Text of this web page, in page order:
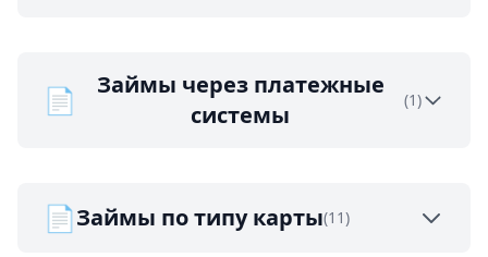
📄
Займы через платежные
системы
(1)
📄Займы по типу карты(11)